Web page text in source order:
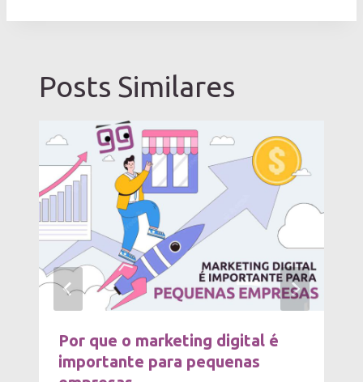
Posts Similares
Por que o marketing digital é
importante para pequenas